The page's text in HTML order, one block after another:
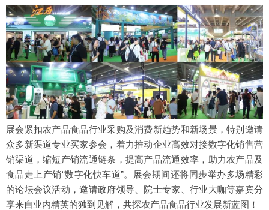
展会紧扣农产品食品行业采购及消费新趋势和新场景，特别邀请
众多新渠道专业买家参会，着力推动企业高效对接数字化销售营
销渠道，缩短产销流通链条，提高产品流通效率，助力农产品及
食品走上产销“数字化快车道”。展会期间还将同步举办多场精彩
的论坛会议活动，邀请政府领导、院士专家、行业大咖等嘉宾分
享来自业内精英的独到见解，共探农产品食品行业发展新蓝图！